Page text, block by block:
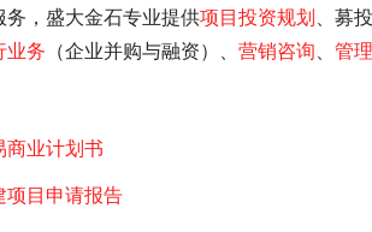
务，盛大金石专业提供项目投资规划、募
业务 （企业并购与融资）、 营销咨询、 管
商业计划书
项目申请报告